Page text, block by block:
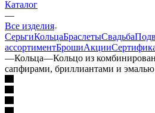
Каталог
—
Все изделия
СерьгиКольцаБраслетыСвадьба
ассортиментБрошиАкции
—Кольца—Кольцо из
сапфирами, бриллиантами и